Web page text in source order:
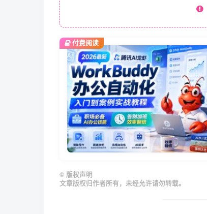
付费阅读
© 版权声明
文章版权归作者所有，未经允许请勿转载。